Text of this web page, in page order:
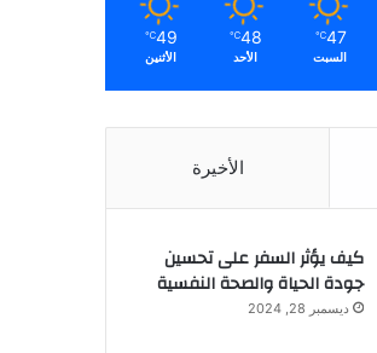
47
℃
السبت
48
℃
الأحد
49
℃
الأثنين
الأخيرة
كيف يؤثر السفر على تحسين
جودة الحياة والصحة النفسية
ديسمبر 28, 2024